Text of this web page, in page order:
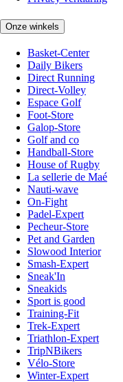
Onze winkels
Basket-Center
Daily Bikers
Direct Running
Direct-Volley
Espace Golf
Foot-Store
Galop-Store
Golf and co
Handball-Store
House of Rugby
La sellerie de Maé
Nauti-wave
On-Fight
Padel-Expert
Pecheur-Store
Pet and Garden
Slowood Interior
Smash-Expert
Sneak'In
Sneakids
Sport is good
Training-Fit
Trek-Expert
Triathlon-Expert
TripNBikers
Vélo-Store
Winter-Expert